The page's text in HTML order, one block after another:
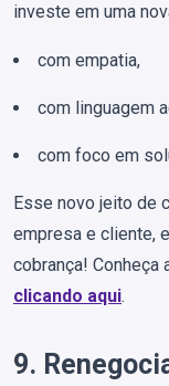
investe em uma
com empatia,
com linguagem
com foco em
Esse novo jeito de
empresa e cliente,
cobrança!
clicando aqui.
9.